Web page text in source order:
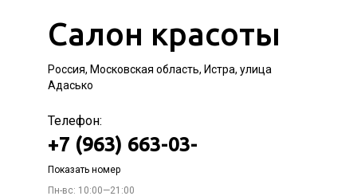
Салон красоты
Россия, Московская область, Истра, улица
Адасько
Телефон:
+7 (963) 663-03-
Показать номер
Пн-вс: 10:00—21:00